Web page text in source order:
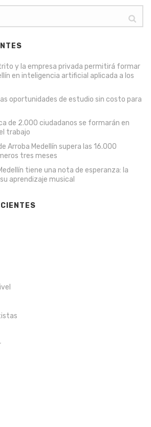
y la empresa privada permitirá formar
en inteligencia artificial aplicada a los
oportunidades de estudio sin costo para
de 2.000 ciudadanos se formarán en
trabajo
Arroba Medellín supera las 16.000
tres meses
tiene una nota de esperanza: la
aprendizaje musical